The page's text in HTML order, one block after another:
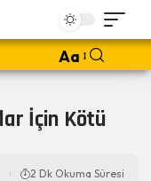
Aa
İçin Kötü
2 Dk Okuma Süresi